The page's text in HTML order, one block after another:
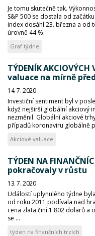
Je tomu skutečně tak.
S&P 500 se dostala od
index dosáhl 23. března a od
úrovně 44 %.
Graf týdne
TÝDENÍK
valuace na mírně
14. 7. 2020
Investiční sentiment byl v
když nejširší globální akciový
nezměnil. Globální akciové
případů koronaviru globálně
Akciové valuace
TÝDEN NA
pokračovaly v růstu
13. 7. 2020
Událostí uplynulého týdne
od roku 2011 podívala nad
cena zlata činí 1 802 dolarů a
se ...
týden na finančních trzích